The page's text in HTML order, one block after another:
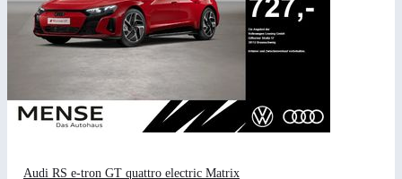
Audi RS e-tron GT quattro electric Matrix